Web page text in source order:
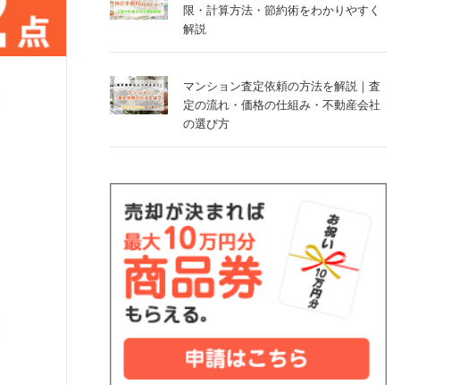
限・計算方法・節約術をわかりやすく
解説
マンション査定依頼の方法を解説｜査
定の流れ・価格の仕組み・不動産会社
の選び方